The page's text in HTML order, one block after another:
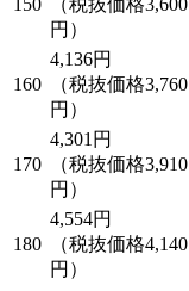
150
（税抜価格3,600
円）
160
4,136円
（税抜価格3,760
円）
170
4,301円
（税抜価格3,910
円）
180
4,554円
（税抜価格4,140
円）